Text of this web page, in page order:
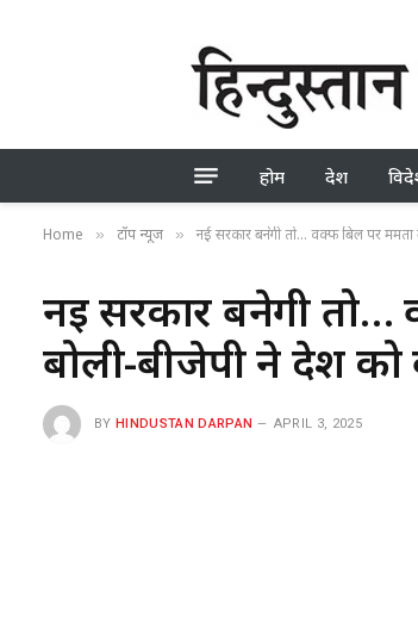
होम देश
Home » टॉप न्यूज » नई सरकार बनेगी तो… वक्फ बिल पर ममता
नई सरकार बनेगी तो…
बोली-बीजेपी ने देश
BY HINDUSTAN DARPAN APRIL 3, 2025